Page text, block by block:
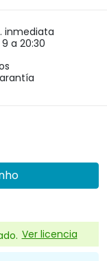
inmediata
a 20:30
Ver licencia